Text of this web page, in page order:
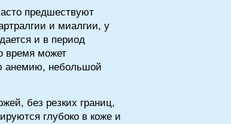
предшествуют
и миалгии, у
и в период
время может
анемию, небольшой
без резких границ,
глубоко в коже и